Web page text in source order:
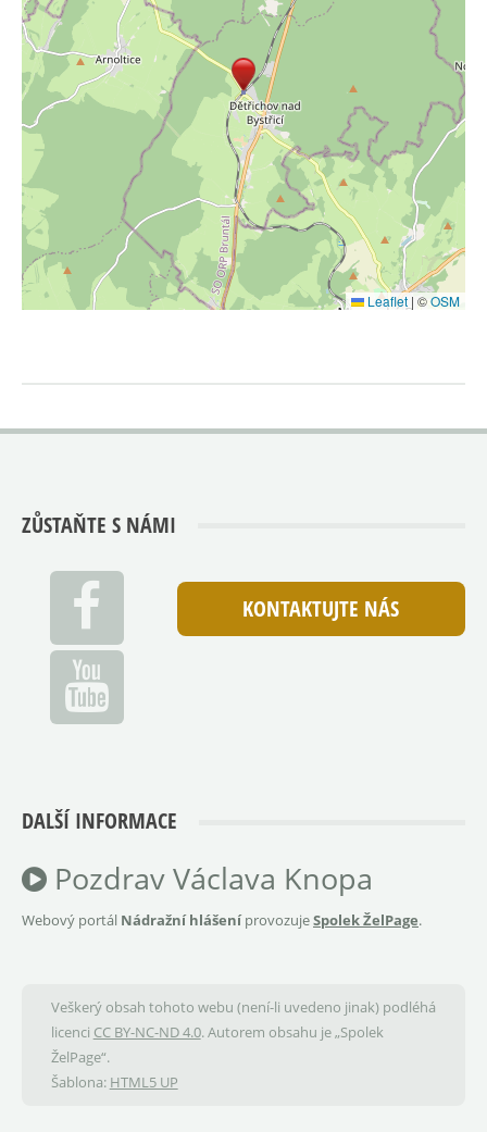
Leaflet | ©OSM
ZŮSTAŇTE S NÁMI
KONTAKTUJTE NÁS
DALŠÍ INFORMACE
Pozdrav Václava Knopa
Webový portál Nádražní hlášeníprovozujeSpolek ŽelPage.
Veškerý obsah tohoto webu (není-li uvedeno jinak) podléhá
licenci CC BY-NC-ND 4.0. Autorem obsahu je „Spolek
ŽelPage“.
Šablona: HTML5 UP